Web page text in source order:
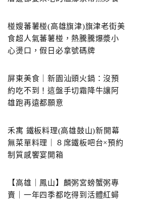
椪嫂蕃薯椪(高雄旗津)旗津老街美
食超人氣蕃薯椪，熱騰騰爆漿小
心燙口，假日必拿號碼牌
屏東美食｜新園汕頭火鍋：沒預
約吃不到！這盤手切霜降牛讓阿
雄跑再遠都願意
禾寓 鐵板料理(高雄鼓山)新開幕
無菜單料理｜８席鐵板吧台×預約
制質感饗宴開箱
【高雄｜鳳山】麟粥宮螃蟹粥專
賣｜一年四季都吃得到活體紅蟳